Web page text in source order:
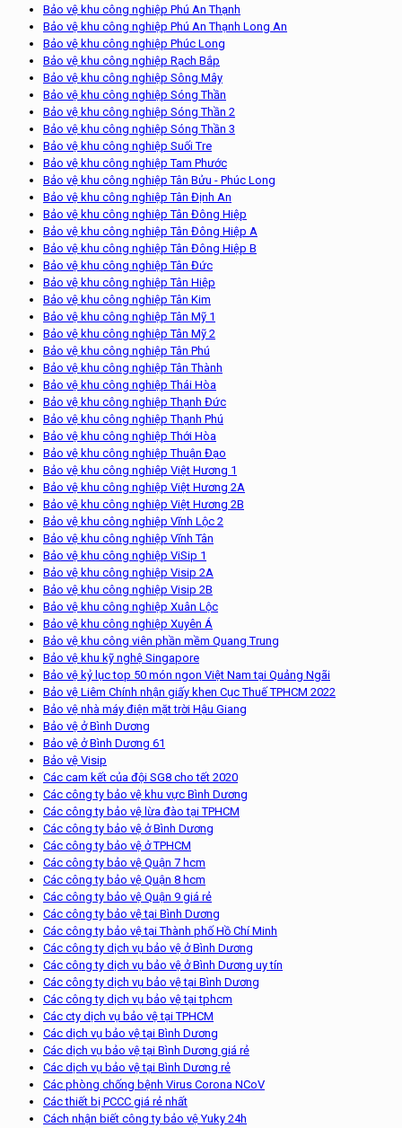
Bảo vệ khu công nghiệp Phú An Thạnh
Bảo vệ khu công nghiệp Phú An Thạnh Long An
Bảo vệ khu công nghiệp Phúc Long
Bảo vệ khu công nghiệp Rạch Bắp
Bảo vệ khu công nghiệp Sông Mây
Bảo vệ khu công nghiệp Sóng Thần
Bảo vệ khu công nghiệp Sóng Thần 2
Bảo vệ khu công nghiệp Sóng Thần 3
Bảo vệ khu công nghiệp Suối Tre
Bảo vệ khu công nghiệp Tam Phước
Bảo vệ khu công nghiệp Tân Bửu - Phúc Long
Bảo vệ khu công nghiệp Tân Định An
Bảo vệ khu công nghiệp Tân Đông Hiệp
Bảo vệ khu công nghiệp Tân Đông Hiệp A
Bảo vệ khu công nghiệp Tân Đông Hiệp B
Bảo vệ khu công nghiệp Tân Đức
Bảo vệ khu công nghiệp Tân Hiệp
Bảo vệ khu công nghiệp Tân Kim
Bảo vệ khu công nghiệp Tân Mỹ 1
Bảo vệ khu công nghiệp Tân Mỹ 2
Bảo vệ khu công nghiệp Tân Phú
Bảo vệ khu công nghiệp Tân Thành
Bảo vệ khu công nghiệp Thái Hòa
Bảo vệ khu công nghiệp Thạnh Đức
Bảo vệ khu công nghiệp Thạnh Phú
Bảo vệ khu công nghiệp Thới Hòa
Bảo vệ khu công nghiệp Thuận Đạo
Bảo vệ khu công nghiêp Việt Hương 1
Bảo vệ khu công nghiệp Việt Hương 2A
Bảo vệ khu công nghiệp Việt Hương 2B
Bảo vệ khu công nghiệp Vĩnh Lộc 2
Bảo vệ khu công nghiệp Vĩnh Tân
Bảo vệ khu công nghiệp ViSip 1
Bảo vệ khu công nghiệp Visip 2A
Bảo vệ khu công nghiệp Visip 2B
Bảo vệ khu công nghiệp Xuân Lộc
Bảo vệ khu công nghiệp Xuyên Á
Bảo vệ khu công viên phần mềm Quang Trung
Bảo vệ khu kỹ nghệ Singapore
Bảo vệ kỷ lục top 50 món ngon Việt Nam tại Quảng Ngãi
Bảo vệ Liêm Chính nhận giấy khen Cục Thuế TPHCM 2022
Bảo vệ nhà máy điện mặt trời Hậu Giang
Bảo vệ ở Bình Dương
Bảo vệ ở Bình Dương 61
Bảo vệ Visip
Các cam kết của đội SG8 cho tết 2020
Các công ty bảo vệ khu vực Bình Dương
Các công ty bảo vệ lừa đào tại TPHCM
Các công ty bảo vệ ở Bình Dương
Các công ty bảo vệ ở TPHCM
Các công ty bảo vệ Quận 7 hcm
Các công ty bảo vệ Quận 8 hcm
Các công ty bảo vệ Quận 9 giá rẻ
Các công ty bảo vệ tại Bình Dương
Các công ty bảo vệ tại Thành phố Hồ Chí Minh
Các công ty dịch vụ bảo vệ ở Bình Dương
Các công ty dịch vụ bảo vệ ở Bình Dương uy tín
Các công ty dịch vụ bảo vệ tại Bình Dương
Các công ty dịch vụ bảo vệ tại tphcm
Các cty dịch vụ bảo vệ tại TPHCM
Các dịch vụ bảo vệ tại Bình Dương
Các dịch vụ bảo vệ tại Bình Dương giá rẻ
Các dịch vụ bảo vệ tại Bình Dương rẻ
Các phòng chống bệnh Virus Corona NCoV
Các thiết bị PCCC giá rẻ nhất
Cách nhận biết công ty bảo vệ Yuky 24h